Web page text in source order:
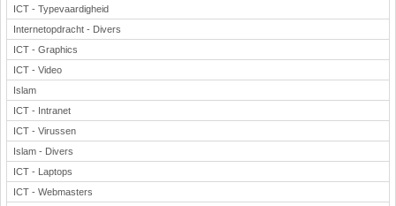
ICT - Typevaardigheid
Internetopdracht - Divers
ICT - Graphics
ICT - Video
Islam
ICT - Intranet
ICT - Virussen
Islam - Divers
ICT - Laptops
ICT - Webmasters